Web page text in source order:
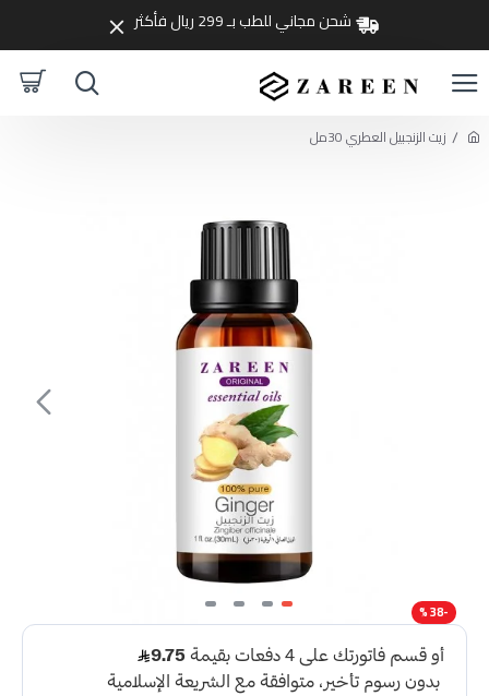
شحن مجاني للطب بـ 299 ريال فأكثر
زيت الزنجبيل العطري 30مل
-38 %